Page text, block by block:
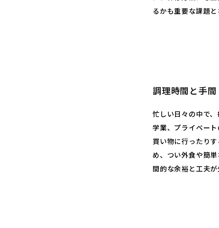
るかも重要な課題
調理時間と手間
忙しい日々の中で
学業、プライベー
買い物に行ったり
め、つい外食や簡
間的な余裕と工夫